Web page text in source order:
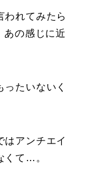
われてみたら
あの感じに近
たいないく
はアンチエイ
くて…。